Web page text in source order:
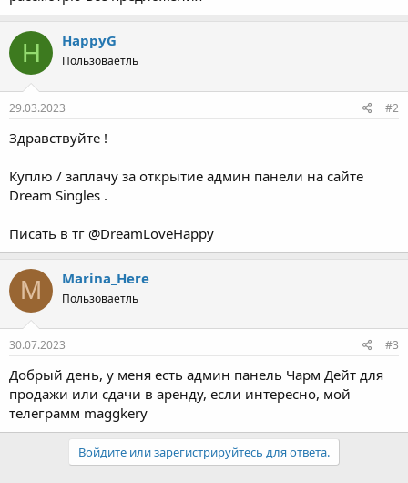
H HappyG
Пользоваетль
29.03.2023
Здравствуйте !
Dream Singles .
M Marina_Here
Пользоваетль
30.07.2023
Добрый день, у меня есть админ панель Чарм Дейт для
продажи или сдачи в аренду, если интересно, мой
телеграмм maggkery
Войдите или зарегистрируйтесь для ответа.